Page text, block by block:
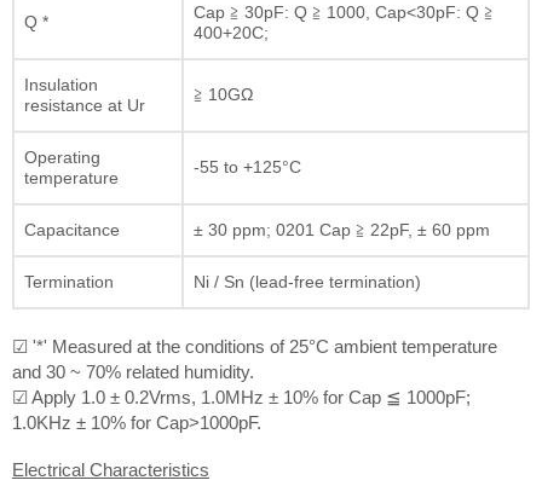
Q *
Cap ≧ 30pF: Q ≧ 1000, Cap<30pF: Q ≧
400+20C;
Insulation
resistance at Ur
≧ 10GΩ
Operating
temperature
-55 to +125°C
Capacitance ± 30 ppm; 0201 Cap ≧ 22pF, ± 60 ppm
Termination Ni / Sn (lead-free termination)
☑ '*' Measured at the conditions of 25°C ambient temperature
and 30 ~ 70% related humidity.
☑ Apply 1.0 ± 0.2Vrms, 1.0MHz ± 10% for Cap ≦ 1000pF;
1.0KHz ± 10% for Cap>1000pF.
Electrical Characteristics